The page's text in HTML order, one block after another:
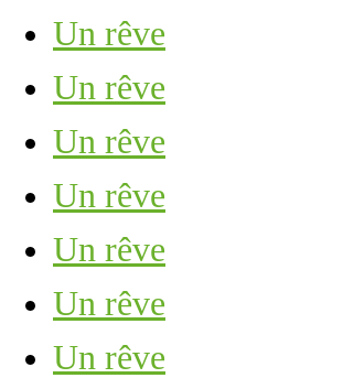
Un rêve
Un rêve
Un rêve
Un rêve
Un rêve
Un rêve
Un rêve